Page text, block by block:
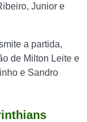
Junior e
a partida,
de Milton Leite e
e Sandro